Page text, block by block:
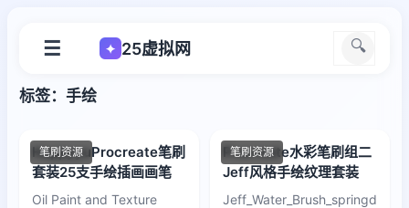
☰ ✦ 25虚拟网 🔍
标签：手绘
笔刷资源
HappyyuProcreate笔刷
套装25支手绘插画画笔
Oil Paint and Texture
笔刷资源
Procreate水彩笔刷组二
Jeff风格手绘纹理套装